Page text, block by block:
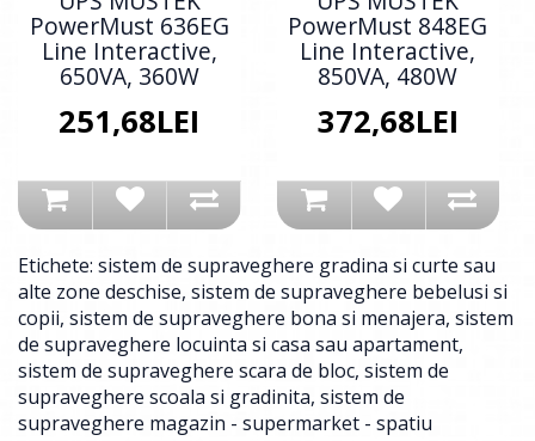
PowerMust 636EG
Line Interactive,
650VA, 360W
251,68LEI
PowerMust 848EG
Line Interactive,
850VA, 480W
372,68LEI
Etichete: sistem de supraveghere gradina si curte sau
alte zone deschise, sistem de supraveghere bebelusi si
copii, sistem de supraveghere bona si menajera, sistem
de supraveghere locuinta si casa sau apartament,
sistem de supraveghere scara de bloc, sistem de
supraveghere scoala si gradinita, sistem de
supraveghere magazin - supermarket - spatiu